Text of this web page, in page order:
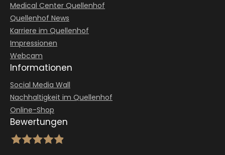
Medical Center Quellenhof
Quellenhof News
Karriere im Quellenhof
Impressionen
Webcam
Informationen
Social Media Wall
Nachhaltigkeit im Quellenhof
Online-Shop
Bewertungen